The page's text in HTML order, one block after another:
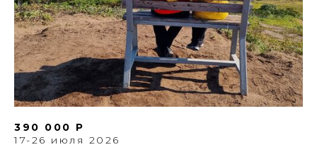
390 000 Р
17-26 июля 2026